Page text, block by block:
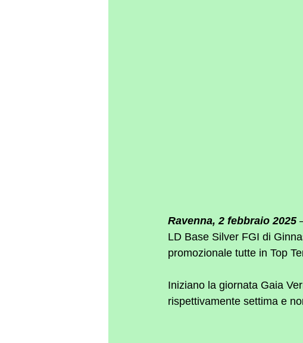
Ravenna, 2 febbraio 2025
LD Base Silver FGI di
promozionale tutte in Top
Iniziano la giornata Gaia
rispettivamente settima e